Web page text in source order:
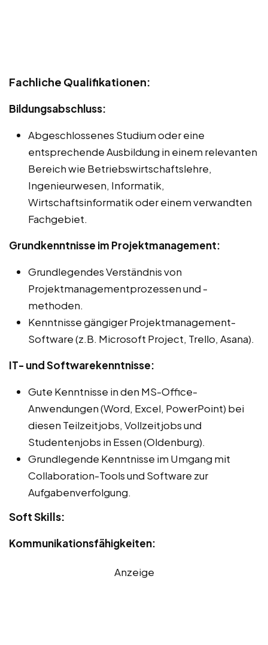
Fachliche Qualifikationen:
Bildungsabschluss:
Abgeschlossenes Studium oder eine
entsprechende Ausbildung in einem relevanten
Bereich wie Betriebswirtschaftslehre,
Ingenieurwesen, Informatik,
Wirtschaftsinformatik oder einem verwandten
Fachgebiet.
Grundkenntnisse im Projektmanagement:
Grundlegendes Verständnis von
Projektmanagementprozessen und -
methoden.
Kenntnisse gängiger Projektmanagement-
Software (z.B. Microsoft Project, Trello, Asana).
IT- und Softwarekenntnisse:
Gute Kenntnisse in den MS-Office-
Anwendungen (Word, Excel, PowerPoint) bei
diesen Teilzeitjobs, Vollzeitjobs und
Studentenjobs in Essen (Oldenburg).
Grundlegende Kenntnisse im Umgang mit
Collaboration-Tools und Software zur
Aufgabenverfolgung.
Soft Skills:
Kommunikationsfähigkeiten:
Anzeige